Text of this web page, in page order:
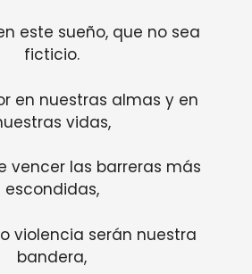
este sueño, que no sea
ficticio.
en nuestras almas y en
vidas,
vencer las barreras más
escondidas,
violencia serán nuestra
bandera,